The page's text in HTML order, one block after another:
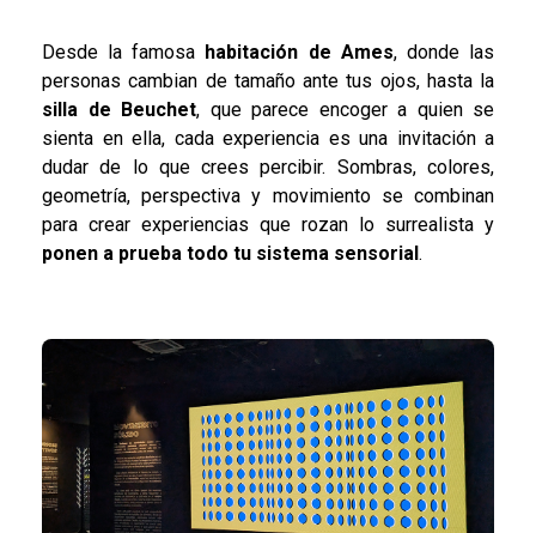
Desde la famosa habitación de Ames, donde las
personas cambian de tamaño ante tus ojos, hasta la
silla de Beuchet, que parece encoger a quien se
sienta en ella, cada experiencia es una invitación a
dudar de lo que crees percibir. Sombras, colores,
geometría, perspectiva y movimiento se combinan
para crear experiencias que rozan lo surrealista y
ponen a prueba todo tu sistema sensorial.